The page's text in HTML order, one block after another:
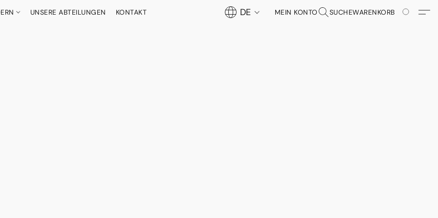
UNSERE ABTEILUNGEN KONTAKT DE MEIN KONTO SUCHEWARENKORB